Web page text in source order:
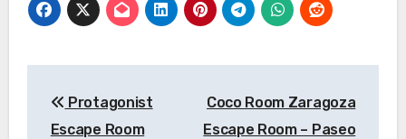
de
Protagonist
Escape Room
Coco Room Zaragoza
Escape Room – Paseo